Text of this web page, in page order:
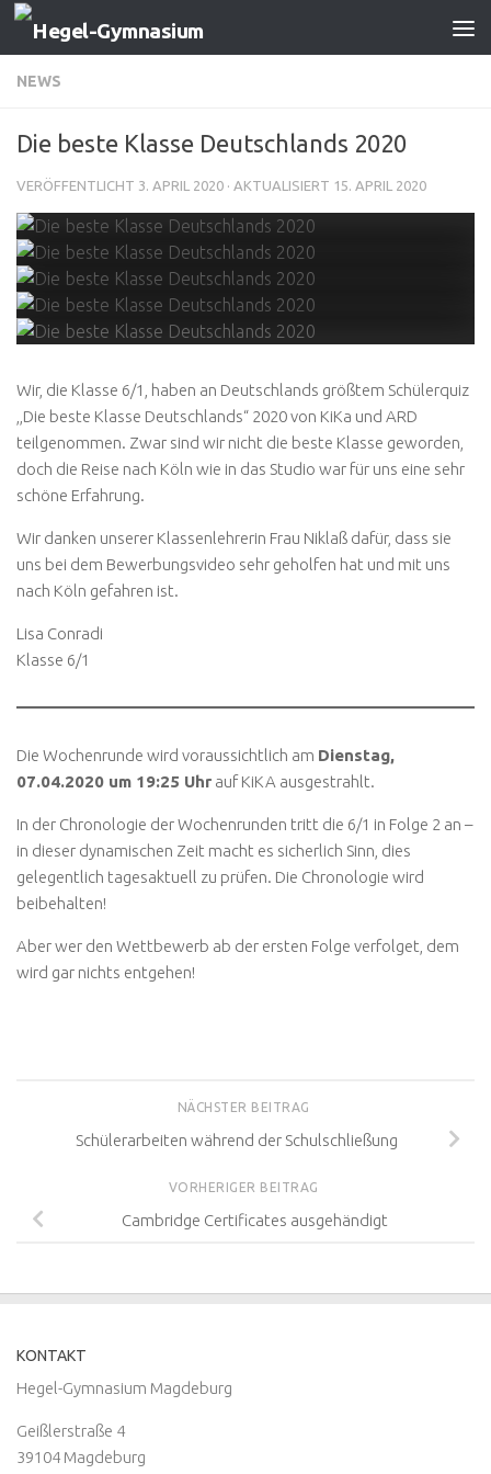
Zum Inhalt springen
NEWS
Die beste Klasse Deutschlands 2020
VERÖFFENTLICHT 3. APRIL 2020 · AKTUALISIERT 15. APRIL 2020
Wir, die Klasse 6/1, haben an Deutschlands größtem Schülerquiz
,,Die beste Klasse Deutschlands“ 2020 von KiKa und ARD
teilgenommen. Zwar sind wir nicht die beste Klasse geworden,
doch die Reise nach Köln wie in das Studio war für uns eine sehr
schöne Erfahrung.
Wir danken unserer Klassenlehrerin Frau Niklaß dafür, dass sie
uns bei dem Bewerbungsvideo sehr geholfen hat und mit uns
nach Köln gefahren ist.
Lisa Conradi
Klasse 6/1
Die Wochenrunde wird voraussichtlich am Dienstag,
07.04.2020 um 19:25 Uhr auf KiKA ausgestrahlt.
In der Chronologie der Wochenrunden tritt die 6/1 in Folge 2 an –
in dieser dynamischen Zeit macht es sicherlich Sinn, dies
gelegentlich tagesaktuell zu prüfen. Die Chronologie wird
beibehalten!
Aber wer den Wettbewerb ab der ersten Folge verfolget, dem
wird gar nichts entgehen!
NÄCHSTER BEITRAG
Schülerarbeiten während der Schulschließung
VORHERIGER BEITRAG
Cambridge Certificates ausgehändigt
KONTAKT
Hegel-Gymnasium Magdeburg
Geißlerstraße 4
39104 Magdeburg